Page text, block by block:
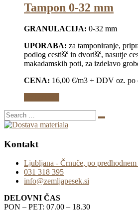
Tampon 0-32 mm
GRANULACIJA: 0-32 mm
UPORABA: za tamponiranje,
podlog cestišč in dvorišč, nasutje
makadamskih poti, za izdelavo
CENA: 16,00 €/m3 + DDV oz. po
Kontakt
Ljubljana - Črnuče, po
031 318 395
info@zemljapesek.si
DELOVNI ČAS
PON – PET: 07.00 – 18.30